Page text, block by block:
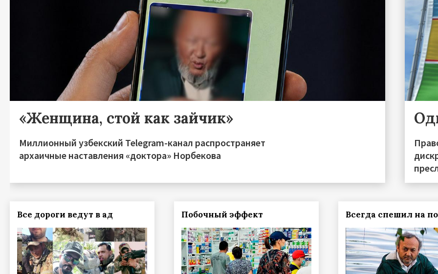
«Женщина, стой как зайчик»
Миллионный узбекский Telegram-канал распространяет
архаичные наставления «доктора» Норбекова
Все дороги ведут в ад Побочный эффект Всегда спешил на